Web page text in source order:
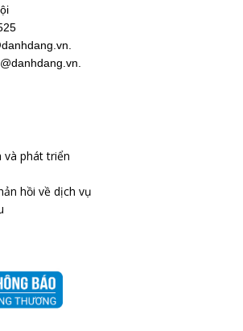
và phát triển
hồi về dịch vụ